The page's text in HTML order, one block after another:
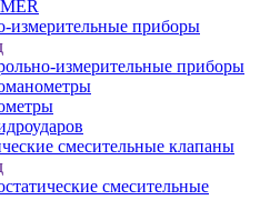
измерительные приборы
измерительные приборы
смесительные клапаны
смесительные